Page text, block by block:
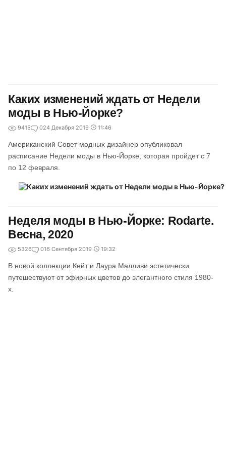
Каких изменений ждать от Недели
моды в Нью-Йорке?
9415 024 Декабря 2019 11:46
Американский Совет модных дизайнер опубликовал
расписание Недели моды в Нью-Йорке, которая пройдет с 7
по 12 февраля.
Неделя моды в Нью-Йорке: Rodarte.
Весна, 2020
5326 016 Сентября 2019 19:32
В новой коллекции Кейт и Лаура Малливи эстетически
путешествуют от эфирных цветов до элегантного стиля 1980-
х.